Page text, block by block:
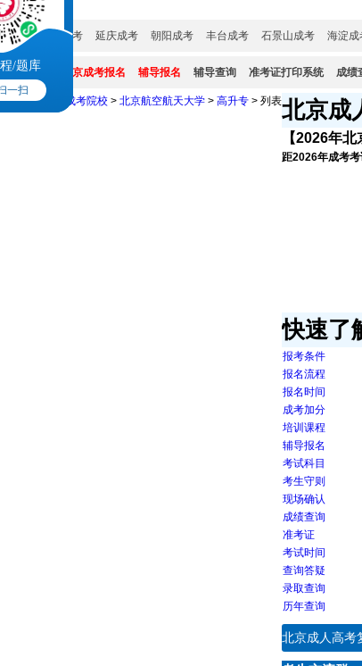
服务大厅
城市: 密云成考 延庆成考 朝阳成考 丰台成考 石景山成考 海淀成
成考系统: 北京成考报名 辅导报名 辅导查询 准考证打印系统 成绩
/题库
一扫
北京成考网
成考院校 > 北京航空航天大学 > 高升专 > 列表北京成
【2026年北
距2026年成考考
快速了
报考条件
报名流程
报名时间
成考加分
培训课程
辅导报名
考试科目
考生守则
现场确认
成绩查询
准考证
考试时间
查询答疑
录取查询
历年查询
北京成人高考